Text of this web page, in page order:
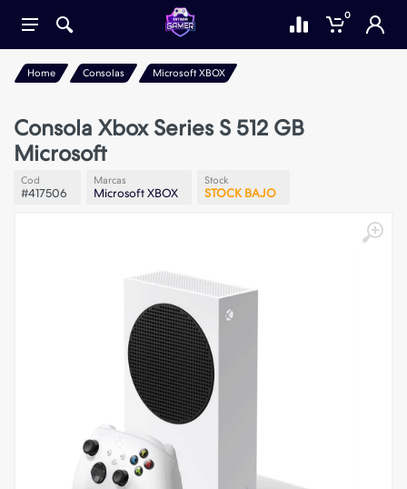
0
Home Consolas Microsoft XBOX
Consola Xbox Series S 512 GB
Microsoft
Cod
#417506
Marcas
Microsoft XBOX
Stock
STOCK BAJO